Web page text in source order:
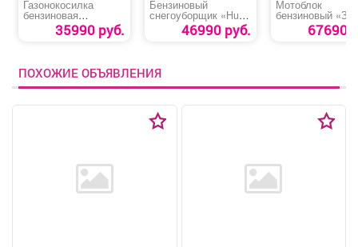
Газонокосилка
бензиновая
«DENZEL GLD-
520SP»35990 руб.
Бензиновый
снегоуборщик «Huter
SGC 4100 L»
46990 руб.
Мотоблок
бензиновый
ВОМ МТШ-600
Мастер»67690
ПОХОЖИЕ ОБЪЯВЛЕНИЯ